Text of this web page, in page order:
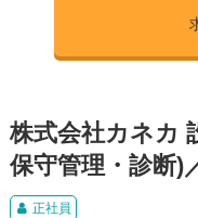
株式会社カネカ
保守管理・診断)
正社員